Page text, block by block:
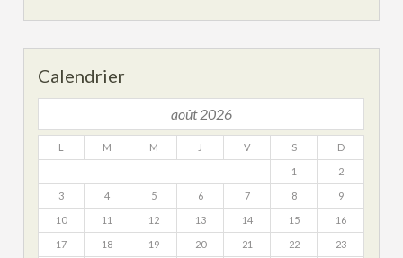
Calendrier
août 2026
L M M J V S D
1 2
3 4 5 6 7 8 9
10 11 12 13 14 15 16
17 18 19 20 21 22 23